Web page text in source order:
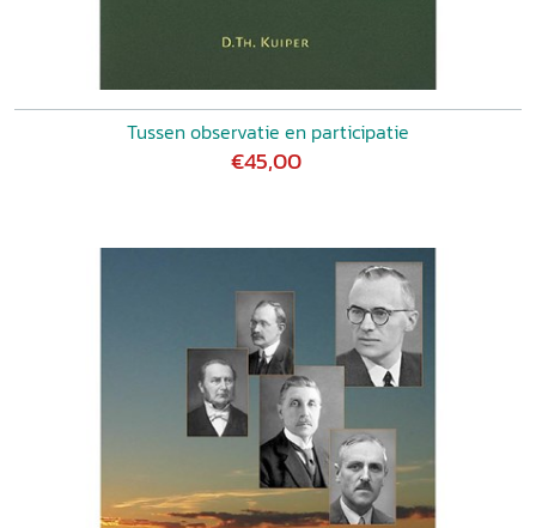
Tussen observatie en participatie
€45,00